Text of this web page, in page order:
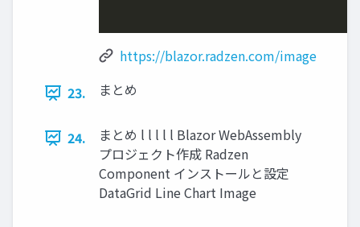
https://blazor.radzen.com/image
23.
まとめ
24.
まとめ l l l l l Blazor WebAssembly
プロジェクト作成 Radzen
Component インストールと設定
DataGrid Line Chart Image